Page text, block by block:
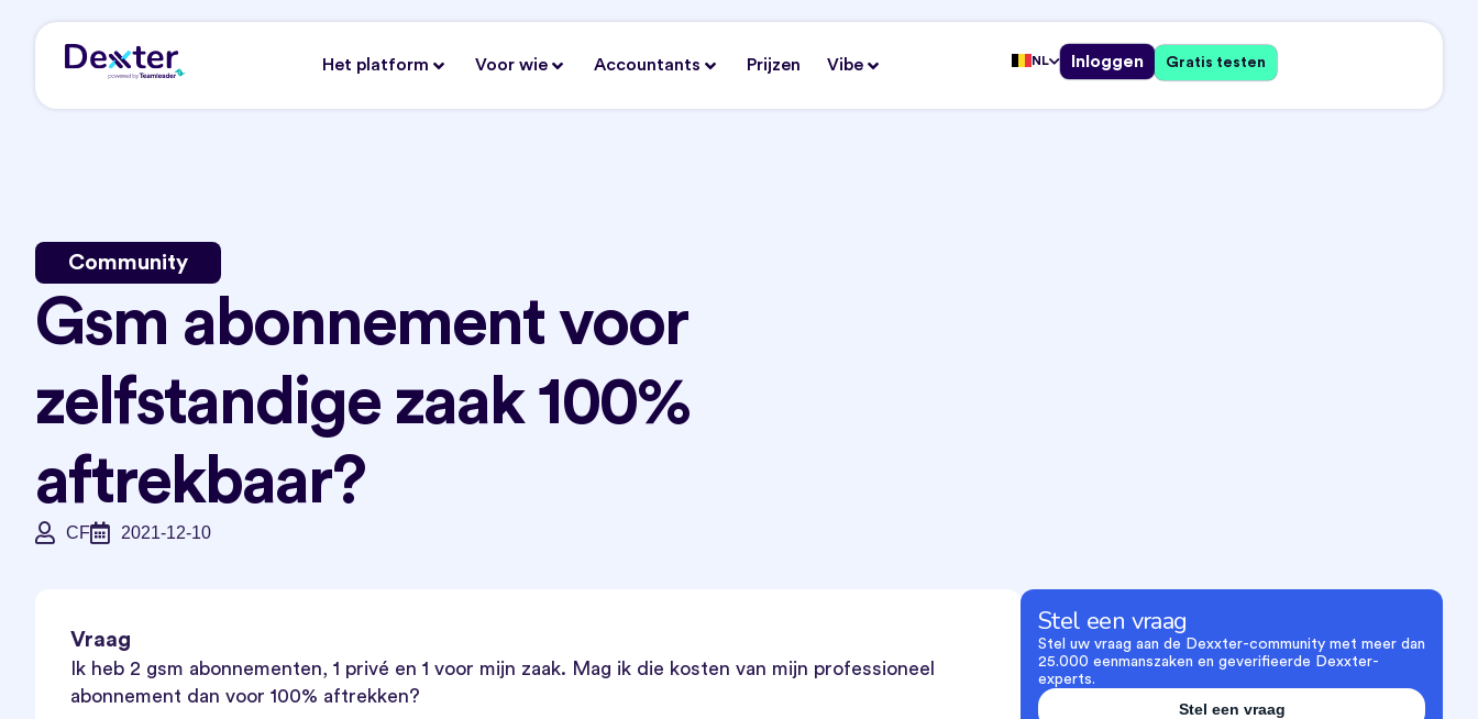
Het platform Voor wie Accountants Prijzen Vibe NL Inloggen Gratis testen
Community
Gsm abonnement voor
zelfstandige zaak 100%
aftrekbaar?
CF 2021-12-10
Vraag
Ik heb 2 gsm abonnementen, 1 privé en 1 voor mijn zaak. Mag ik die kosten van mijn professioneel
abonnement dan voor 100% aftrekken?
Stel een vraag
Stel uw vraag aan de Dexxter-community met meer dan
25.000 eenmanszaken en geverifieerde Dexxter-
experts.
Stel een vraag